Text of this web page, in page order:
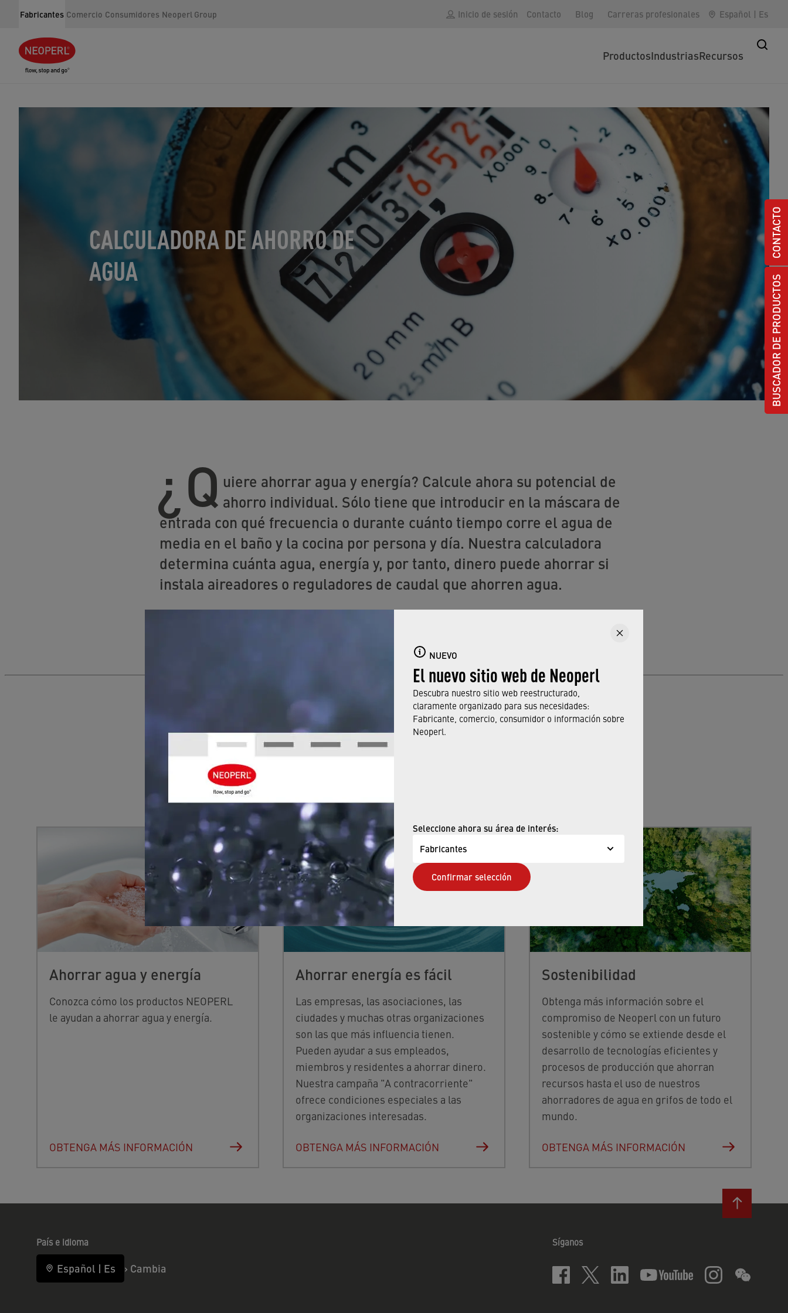
Fabricantes Comercio Consumidores Neoperl Group Inicio de sesión Contacto Blog Carreras profesionales Español | Es
ProductosIndustriasRecursos
NUEVO
El nuevo sitio web de Neoperl
Descubra nuestro sitio web reestructurado,
claramente organizado para sus necesidades:
Fabricante, comercio, consumidor o información sobre
Neoperl.
Seleccione ahora su área de interés:
Fabricantes
Confirmar selección
CALCULADORA DE AHORRO DE
AGUA
¿Q uiere ahorrar agua y energía? Calcule ahora su potencial de
ahorro individual. Sólo tiene que introducir en la máscara de
entrada con qué frecuencia o durante cuánto tiempo corre el agua de
media en el baño y la cocina por persona y día. Nuestra calculadora
determina cuánta agua, energía y, por tanto, dinero puede ahorrar si
instala aireadores o reguladores de caudal que ahorren agua.
TAMBIÉN PODRÍA INTERESARLE LO SIGUIENTE
Ahorrar agua y energía
Conozca cómo los productos NEOPERL
le ayudan a ahorrar agua y energía.
OBTENGA MÁS INFORMACIÓN
Ahorrar energía es fácil
Las empresas, las asociaciones, las
ciudades y muchas otras organizaciones
son las que más influencia tienen.
Pueden ayudar a sus empleados,
miembros y residentes a ahorrar dinero.
Nuestra campaña "A contracorriente"
ofrece condiciones especiales a las
organizaciones interesadas.
OBTENGA MÁS INFORMACIÓN
Sostenibilidad
Obtenga más información sobre el
compromiso de Neoperl con un futuro
sostenible y cómo se extiende desde el
desarrollo de tecnologías eficientes y
procesos de producción que ahorran
recursos hasta el uso de nuestros
ahorradores de agua en grifos de todo el
mundo.
OBTENGA MÁS INFORMACIÓN
BUSCADOR DE PRODUCTOS
CONTACTO
País e idioma
Español | Es › Cambia
Síganos